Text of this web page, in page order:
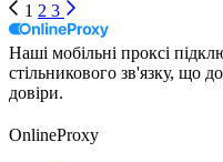
1 2 3
Наші мобільні проксі
стільникового зв'язку, що
довіри.
OnlineProxy